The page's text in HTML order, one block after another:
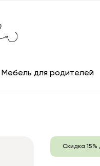
Мебель для родителей
Скидка 15%